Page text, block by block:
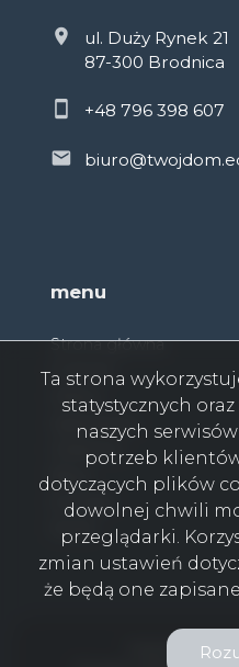
ul. Duży Rynek 21
87-300 Brodnica
+48 796 398 607
menu
Strona główna
O firmie
Oferty
Zgłoszenia
Ulubione
Blog
Kontakt
Rodo
Twój Dom
Ta strona
statystycznych
naszych
potrzeb
dotyczących plików
dowolnej chwili
przeglądarki.
zmian ustawień
że będą one